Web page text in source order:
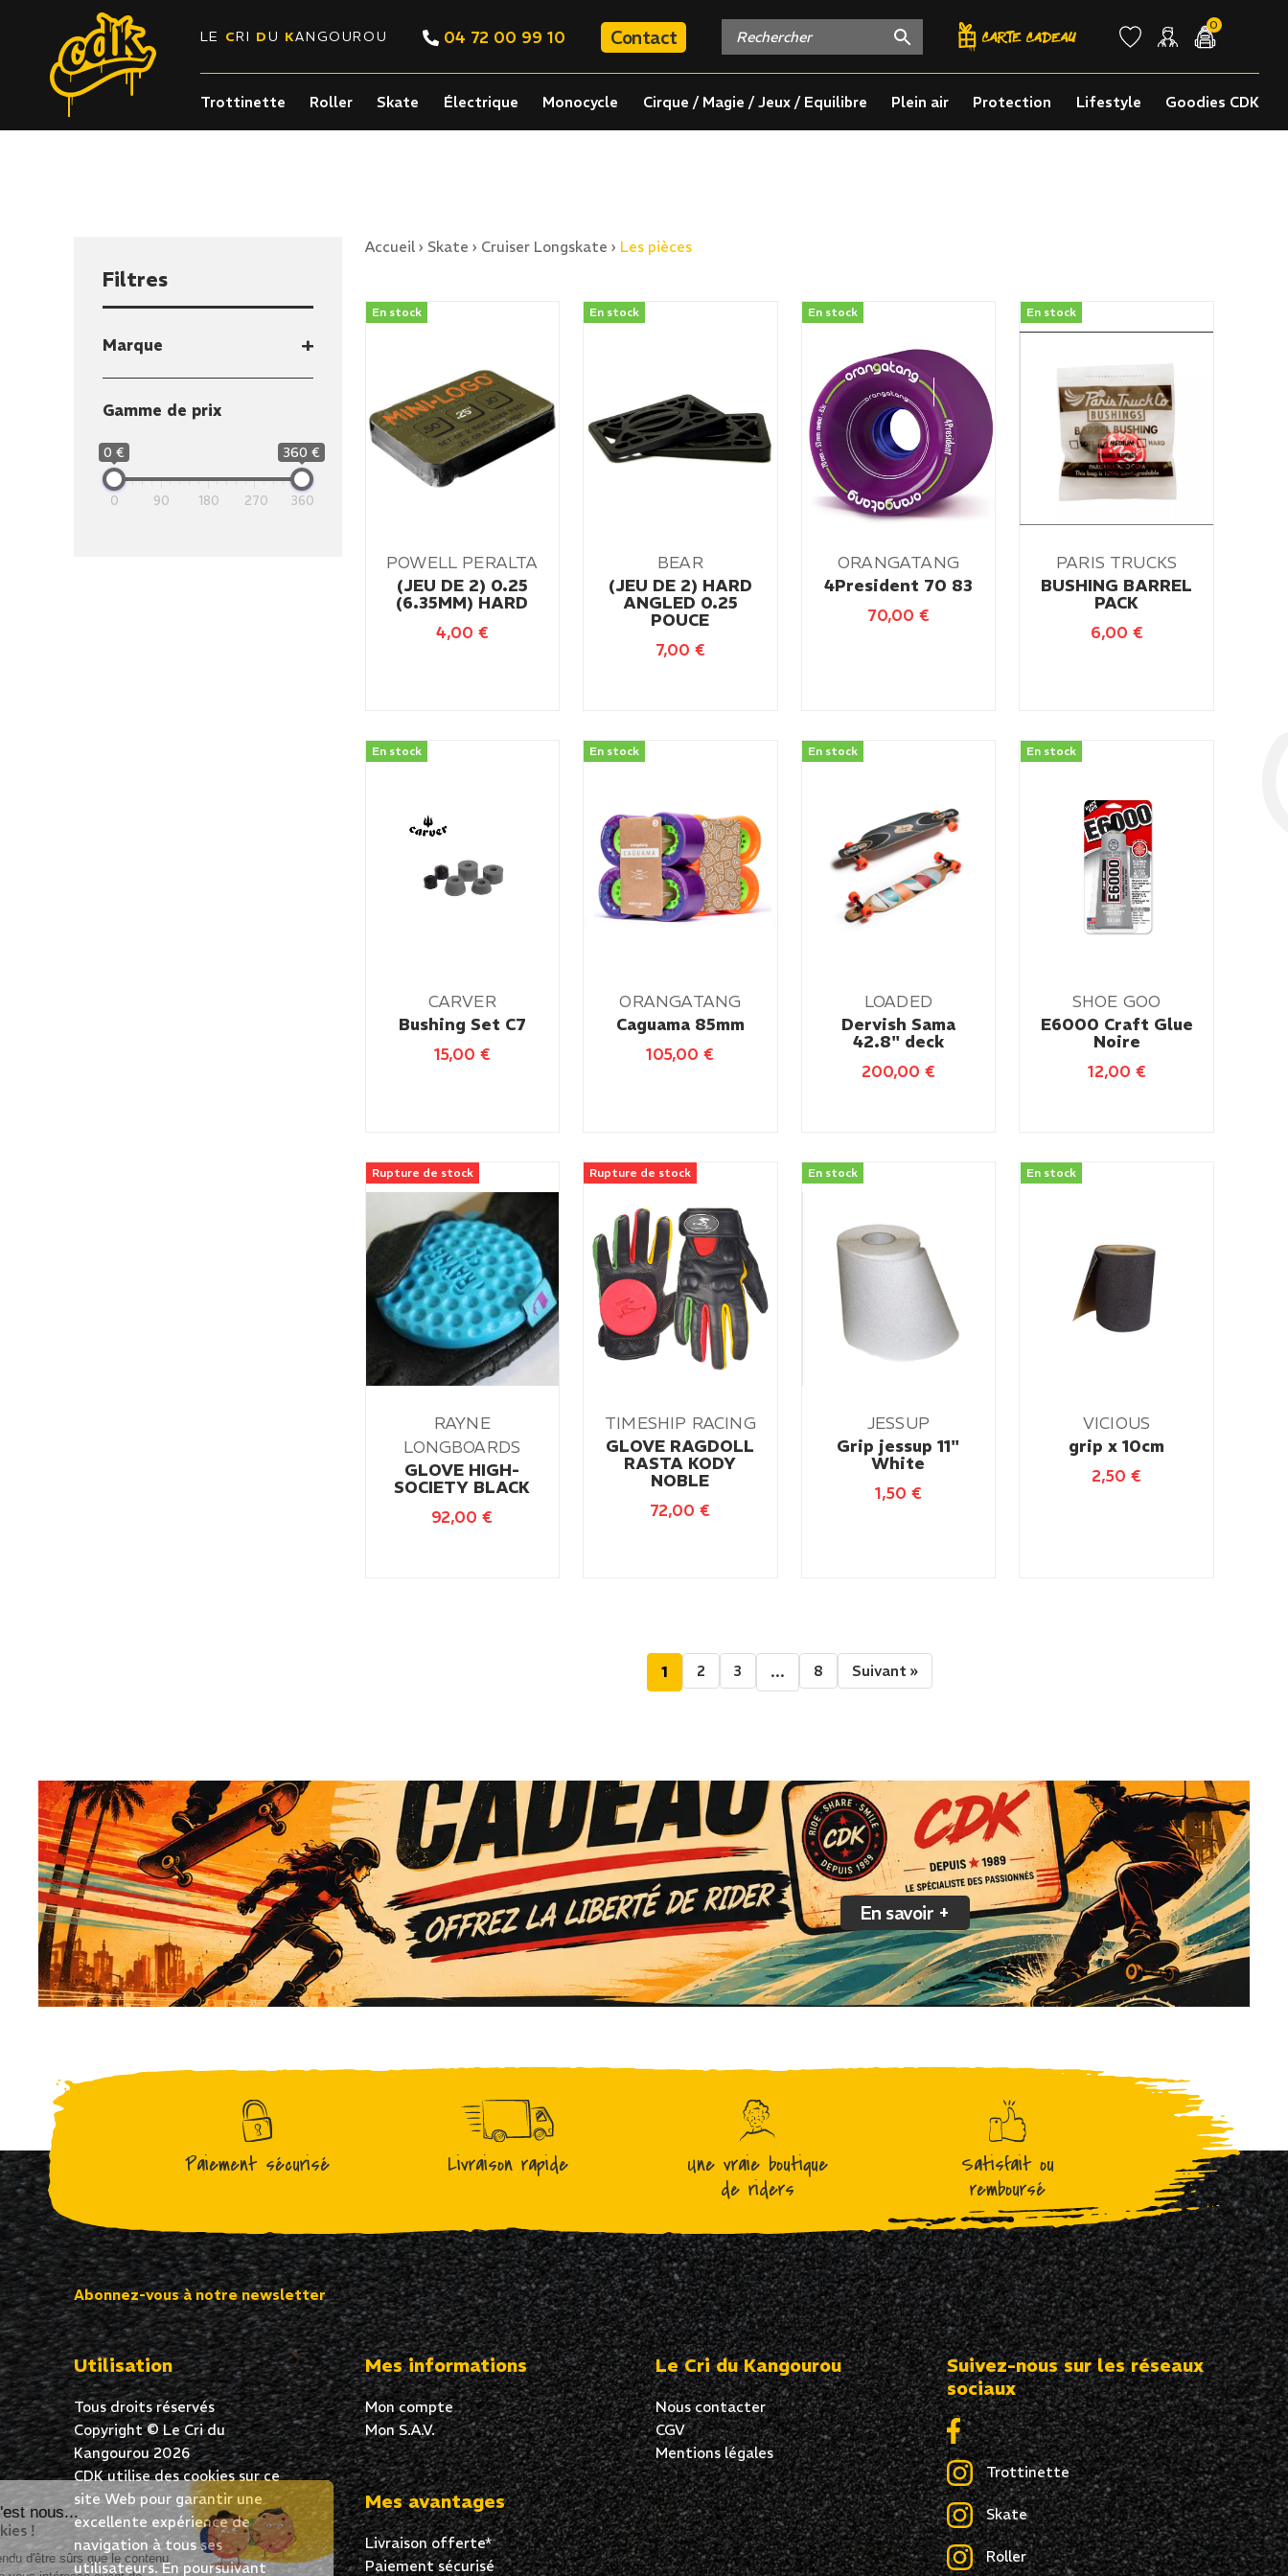
Salut c'est nous...
les Cookies !
On a attendu d'être sûrs que le contenu
LE CRI DU KANGOUROU 04 72 00 99 10 Contact
0
Trottinette Roller Skate Électrique Monocycle Cirque / Magie / Jeux / Equilibre Plein air Protection Lifestyle Goodies CDK
Filtres
Marque
Gamme de prix
0 € 360 €
0 90 180 270 360
Accueil› Skate › Cruiser Longskate › Les pièces
En stock
POWELL PERALTA
(JEU DE 2) 0.25
(6.35MM) HARD
4,00 €
En stock
BEAR
(JEU DE 2) HARD
ANGLED 0.25
POUCE
7,00 €
En stock
ORANGATANG
4President 70 83
70,00 €
En stock
PARIS TRUCKS
BUSHING BARREL
PACK
6,00 €
En stock
CARVER
Bushing Set C7
15,00 €
En stock
ORANGATANG
Caguama 85mm
105,00€
En stock
LOADED
Dervish Sama
42.8" deck
200,00 €
En stock
SHOE GOO
E6000 Craft Glue
Noire
12,00 €
Rupture de stock
RAYNE
LONGBOARDS
GLOVE HIGH-
SOCIETY BLACK
92,00€
Rupture de stock
TIMESHIP RACING
GLOVE RAGDOLL
RASTA KODY
NOBLE
72,00€
En stock
JESSUP
Grip jessup 11"
White
1,50 €
En stock
VICIOUS
grip x 10cm
2,50€
1 2 3 … 8 Suivant »
En savoir +
Paiement sécurisé Livraison rapide
Une vraie boutique
de riders
Satisfait ou
remboursé
Abonnez-vous à notre newsletter
Utilisation
Tous droits réservés
Copyright © Le Cri du
Kangourou 2026
CDK utilise des cookies sur ce
site Web pour garantir une
excellente expérience de
navigation à tous ses
utilisateurs. En poursuivant
Mes informations
Mon compte
Mon S.A.V.
Mes avantages
Livraison offerte*
Paiement sécurisé
Le Cri du Kangourou
Nous contacter
CGV
Mentions légales
Suivez-nous sur les réseaux
sociaux
Trottinette
Skate
Roller